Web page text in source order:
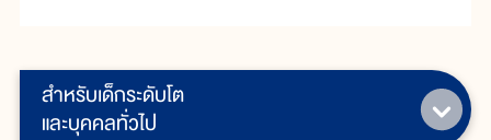
สำหรับเด็กระดับโต
และบุคคลทั่วไป